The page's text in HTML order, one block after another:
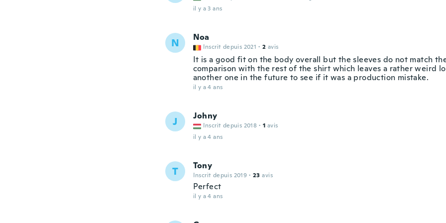
il y a 3 ans
N Noa
Inscrit depuis 2021 · 2 avis
It is a good fit on the body overall but the sleeves do not match
comparison with the rest of the shirt which leaves a rather weird
another one in the future to see if it was a production mistake.
il y a 4 ans
J Johny
Inscrit depuis 2018 · 1 avis
il y a 4 ans
T Tony
Inscrit depuis 2019 · 23 avis
Perfect
il y a 4 ans